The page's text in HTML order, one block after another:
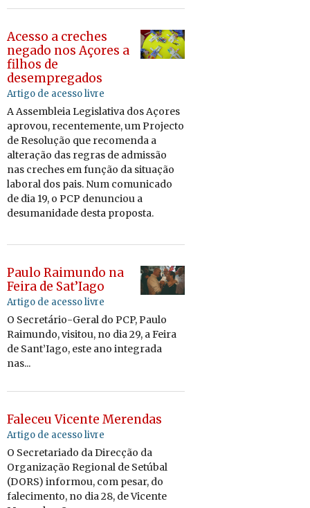
Acesso a creches
negado nos Açores a
filhos de
desempregados
Artigo de acesso livre
A As­sem­bleia Le­gis­la­tiva dos Açores
aprovou, re­cen­te­mente, um Pro­jecto
de Re­so­lução que re­co­menda a
al­te­ração das re­gras de ad­missão
nas cre­ches em função da si­tu­ação
la­boral dos pais. Num co­mu­ni­cado
de dia 19, o PCP de­nun­ciou a
de­su­ma­ni­dade desta pro­posta.
Paulo Raimundo na
Feira de Sat’Iago
Artigo de acesso livre
O Secretário-Geral do PCP, Paulo
Raimundo, visitou, no dia 29, a Feira
de Sant’Iago, este ano integrada
nas...
Faleceu Vicente Merendas
Artigo de acesso livre
O Secretariado da Direcção da
Organização Regional de Setúbal
(DORS) informou, com pesar, do
falecimento, no dia 28, de Vicente